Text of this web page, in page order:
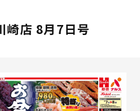
崎店 8月7日号